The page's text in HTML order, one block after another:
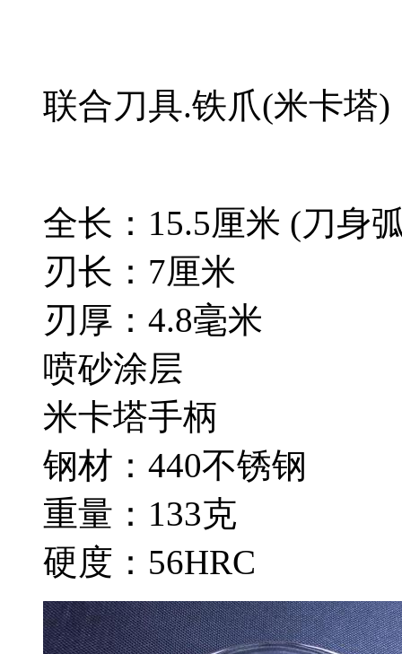
联合刀具.铁爪(米卡塔)
全长：15.5厘米 (刀身
刃长：7厘米
刃厚：4.8毫米
喷砂涂层
米卡塔手柄
钢材：440不锈钢
重量：133克
硬度：56HRC